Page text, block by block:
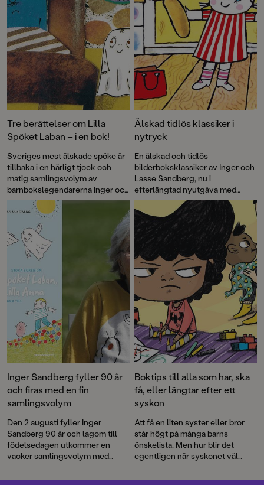
Tre berättelser om Lilla
Spöket Laban – i en bok!
Sveriges mest älskade spöke är
tillbaka i en härligt tjock och
matig samlingsvolym av
barnbokslegendarerna Inger och
Lasse Sandberg. Alldeles lagom
läskig för små spökfantaster.
Älskad tidlös klassiker i
nytryck
En älskad och tidlös
bilderboksklassiker av Inger och
Lasse Sandberg, nu i
efterlängtad nyutgåva med
restaurerade bilder. Lilla Anna
tillhör en av våra allra mest
kända barnbokskaraktärer och
här får vi följa med henne och
Långa Farbrorn ut på havet.
Inger Sandberg fyller 90 år
och firas med en fin
samlingsvolym
Den 2 augusti fyller Inger
Sandberg 90 år och lagom till
födelsedagen utkommer en
vacker samlingsvolym med
Lasse Sandbergs stora
Boktips till alla som har, ska
få, eller längtar efter ett
syskon
Att få en liten syster eller bror
står högt på många barns
önskelista. Men hur blir det
egentligen när syskonet väl